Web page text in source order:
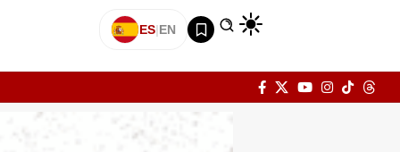
ES|EN